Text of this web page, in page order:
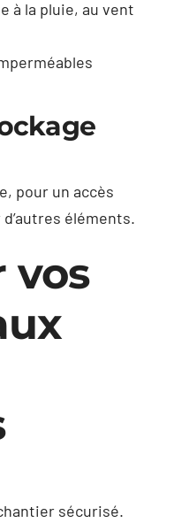
à la pluie, au vent
pour un accès
éléments.
vos
sécurisé.